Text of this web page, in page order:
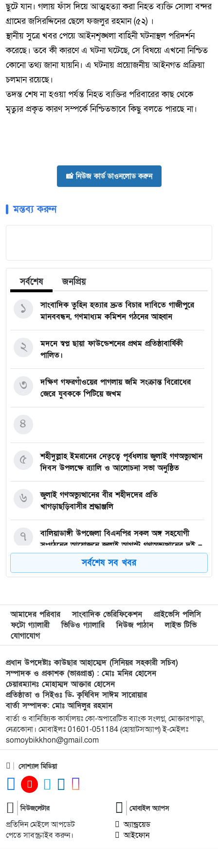
ছুটে যান। গলায় ফাঁস দিয়ে আত্মহত্যা করা নিহত ব্যক্তি সোলা বন্দর
গ্রামের জসিরদ্দিনের ছেলে ফজলুর রহমান (৫২) ।
স্থানীয় সুত্রে খবর পেয়ে আইনশৃঙ্খলা বাহিনী ঘটনাস্থল পরিদর্শন
করেছে। তবে কী কারণে এ ঘটনা ঘটেছে, সে বিষয়ে এখনো নিশ্চিত
কোনো তথ্য জানা যায়নি। এ ঘটনায় প্রয়োজনীয় আইনগত প্রক্রিয়া
চলমান রয়েছে।
তদন্ত শেষ না হওয়া পর্যন্ত নিহত ব্যক্তির পরিবারের কাছ থেকে
মৃত্যুর প্রকৃত কারণ সম্পর্কে নিশ্চিতভাবে কিছু বলতে পারছে না।
📸 নিউজ কার্ড ডাওনলোড করুন
মন্তব্য করুন
সর্বশেষ জনপ্রিয়
সাংবাদিক তুহিন হত্যার দ্রুত বিচার দাবিতে গাজীপুরে
মানববন্ধন, গণমাধ্যম কমিশন গঠনের আহ্বান
১
মদনে স্বপ্ন ছায়া ফাউন্ডেশনের প্রথম প্রতিষ্ঠাবার্ষিকী
পালিত।
২
দক্ষিণ গফরগাঁওয়ের পাগলায় জমি সংক্রান্ত বিরোধের
জেরে যুবককে পিটিয়ে জখম
৩
৪
শহীদুল্লাহ ইমরানের নেতৃত্বে পূর্বধলায় জুলাই গণঅভ্যুত্থান
দিবস উপলক্ষে র‍্যালি ও আলোচনা সভা অনুষ্ঠিত
৫
জুলাই গণঅভ্যুত্থানের বীর শহীদদের প্রতি
খাগড়াছড়িবাসীর শ্রদ্ধাঞ্জলি
৬
বালিয়াডাঙ্গী উপজেলা বিএনপির সকল অঙ্গ সহযোগী
সংগঠনের আয়োজনে জুলাই আগস্ট গণঅভ্যুত্থানের দুই –
বছর পূর্তি উপলক্ষে আনন্দ মিছিল ও শোভাযাত্রা অনুষ্ঠিত,
৭
লংগাইরে মোহাইমিনুল ইসলাম জনির সমর্থনে বিশাল
উঠান বৈঠক। যোগ্যতা ও নতুন নেতৃত্বের প্রতীক জনিই
সেরা
৯
মুন্সী ছাবির উদ্দিন আহ্ম্মদ ওয়াক্ ফ এস্টেট লামকাইন
জামে মসজিদের নতুন ব্যবস্থাপনা কমিটি গঠন:
১০
পূর্বধলায় যে বিদ্যালয়ে পড়েছেন, সেই বিদ্যালয়েই এমপি
হিসেবে সংবর্ধিত মানসুরা আলম
১১
বি এনপি নেতা কে মারধর দলিল লেখক রহিছ কে প্রধান
আসামি করে থানায় অভিযোগ। ‎
১২
পানছড়িতে শিক্ষা ও ধর্মীয় প্রতিষ্ঠানে বিজিবির অনুদান
১৩
সবুজায়নে সেনাবাহিনীর ব্যতিক্রমী উদ্যোগ,
খাগড়াছড়িতে ৩৫ হাজার চারা বিতরণ
১৪
সর্বশেষ সব খবর
আমাদের পরিবার সাংবাদিক ভেরিফিকেশন
প্রাইভেসি পলিসি
ফটো গ্যালারী
ভিডিও গ্যালারি নিউজ পাঠান
লাইভ টিভি
যোগাযোগ
প্রধান উপদেষ্টাঃ কাউছার আহাম্মেদ (সিনিয়র সহকারী সচিব)
সম্পাদক ও প্রকাশক (ভারপ্রাপ্ত) : মোঃ মনির হোসেন
চেয়ারম্যানঃ মোহাম্মদ আক্তার হোসেন
প্রতিষ্ঠাতা ও সিইওঃ ডি. কৃষিবিদ সাঈম সারোয়ার
বার্তা সম্পাদক: মোঃ আদিলুর রহমান
বার্তা ও বানিজ্যিক কার্যালয়ঃ কো-অপারেটিভ ব্যাংক সংলগ্ন, মোক্তারপাড়া,
নেত্রকোনা। মোবাইলঃ 01601-051184 (হোয়াটসঅ্যাপ) ই-মেইলঃ
somoybikkhon@gmail.com
সোশ্যাল মিডিয়া
নিউজলেটার
প্রতিদিন মেইলে আপডেট
পেতে সাবস্ক্রাইব করুন।
মোবাইল অ্যাপস
অ্যান্ড্রয়েড
আইফোন